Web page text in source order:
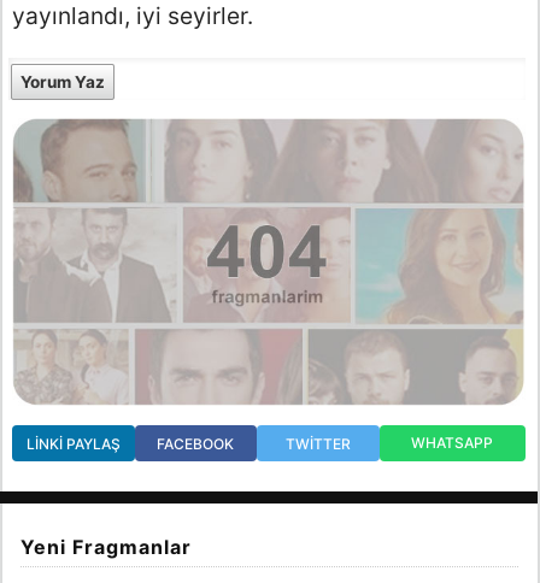
yayınlandı, iyi seyirler.
Yorum Yaz
LINKI PAYLAŞ FACEBOOK TWITTER WHATSAPP
Yeni Fragmanlar